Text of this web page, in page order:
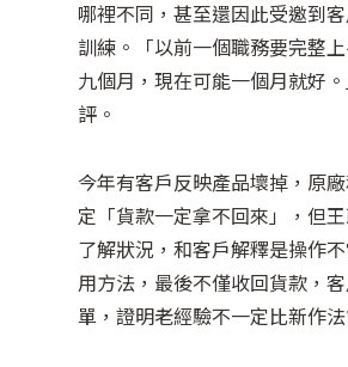
哪裡不同，甚至還因此受邀到
訓練。「以前一個職務要完整
九個月，現在可能一個月就好
評。
今年有客戶反映產品壞掉，原
定「貨款一定拿不回來」，但
了解狀況，和客戶解釋是操作
用方法，最後不僅收回貨款，
單，證明老經驗不一定比新作法